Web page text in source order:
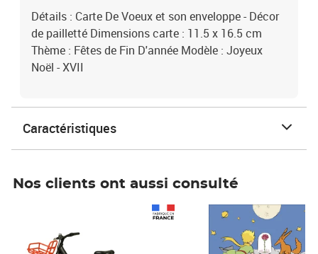
Détails : Carte De Voeux et son enveloppe - Décor
de pailletté Dimensions carte : 11.5 x 16.5 cm
Thème : Fêtes de Fin D'année Modèle : Joyeux
Noël - XVII
Caractéristiques
Nos clients ont aussi consulté
Prix 7,50€